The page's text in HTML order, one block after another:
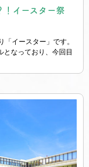
！イースター祭
「イースター」です。
となっており、今回目